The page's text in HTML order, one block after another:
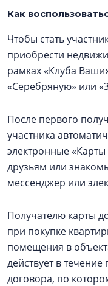
Как
Чтобы стать
приобрести
рамках «Клуба
«Серебряную» или
После первого
участника
электронные
друзьям или
мессенджер или
Получателю карты
при покупке
помещения в
действует в
договора, по